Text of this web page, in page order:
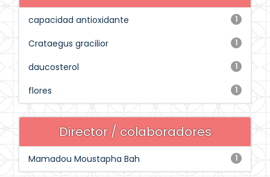
1
capacidad antioxidante
1
Crataegus gracilior
1
daucosterol
1
flores
Director / colaboradores
1
Mamadou Moustapha Bah